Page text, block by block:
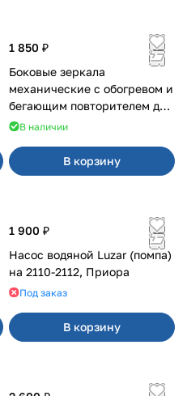
1 850 ₽
Боковые зеркала
механические с обогревом и
бегающим повторителем для
4х4В наличии
В корзину
1 900 ₽
Насос водяной Luzar (помпа)
на 2110-2112, Приора
Под заказ
В корзину